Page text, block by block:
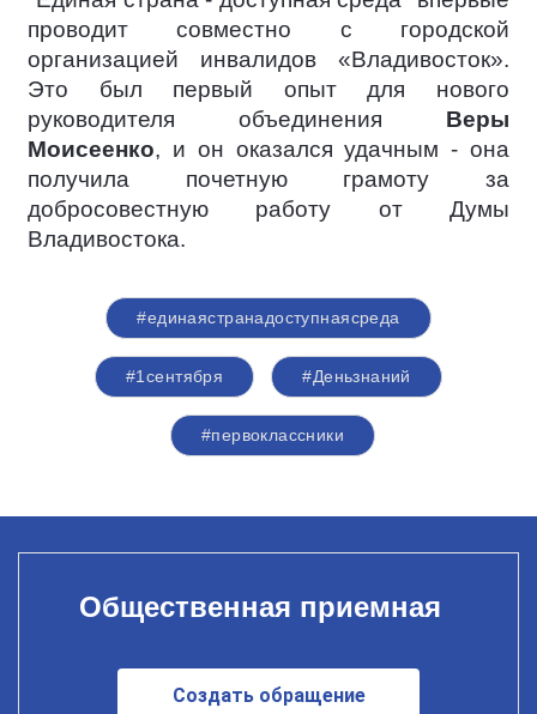
проводит совместно с городской
организацией инвалидов «Владивосток».
Это был первый опыт для нового
руководителя объединения Веры
Моисеенко, и он оказался удачным - она
получила почетную грамоту за
добросовестную работу от Думы
Владивостока.
#единаястранадоступнаясреда
#1сентября #Деньзнаний
#первоклассники
Общественная приемная
Создать обращение